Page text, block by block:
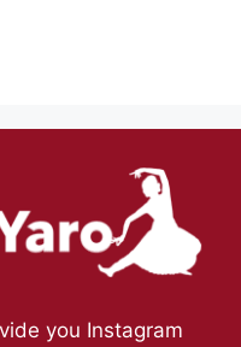
you Instagram